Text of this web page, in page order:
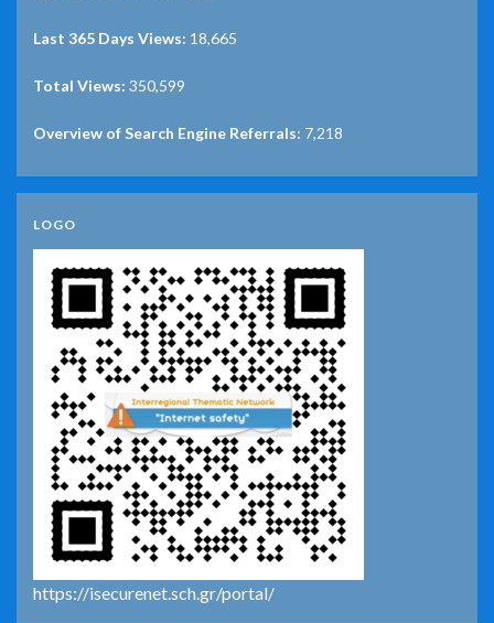
Last 365 Days Views: 18,665
Total Views: 350,599
Overview of Search Engine Referrals: 7,218
LOGO
https://isecurenet.sch.gr/portal/